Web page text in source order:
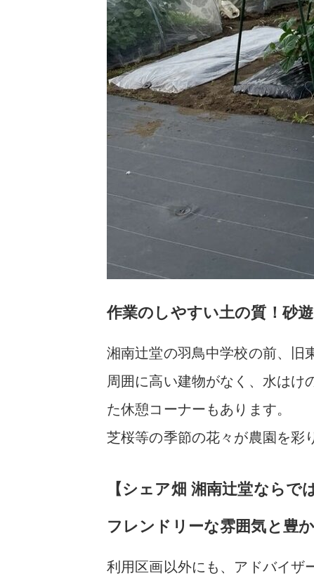
作業のしやすい土の質！砂
湘南辻堂の羽鳥中学校の前、旧
周囲に高い建物がなく、水はけ
た休憩コーナーもあります。
芝桜等の季節の花々が農園を彩
【シェア畑 湘南辻堂ならで
フレンドリーな雰囲気と豊
利用区画以外にも、アドバイザ